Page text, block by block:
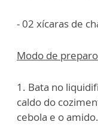
- 02 xícaras de
Modo de
1. Bata no
caldo do
cebola e o amido.